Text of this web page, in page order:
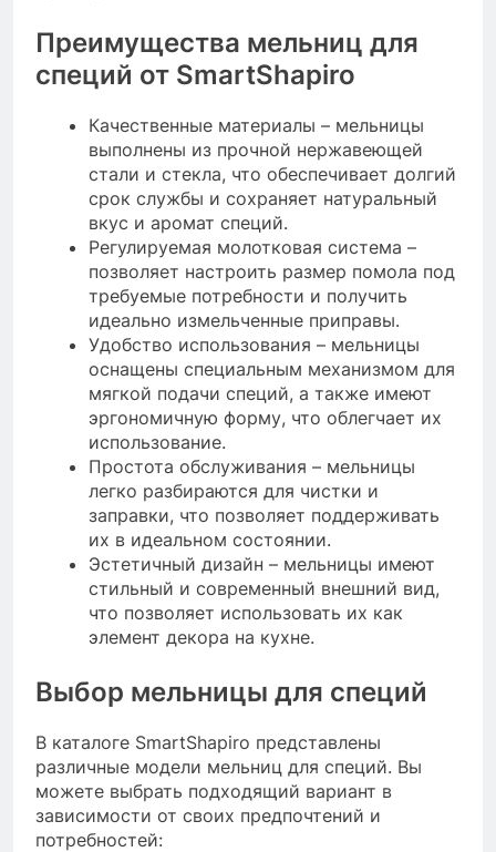
Преимущества мельниц для
специй от SmartShapiro
Качественные материалы – мельницы
выполнены из прочной нержавеющей
стали и стекла, что обеспечивает долгий
срок службы и сохраняет натуральный
вкус и аромат специй.
Регулируемая молотковая система –
позволяет настроить размер помола под
требуемые потребности и получить
идеально измельченные приправы.
Удобство использования – мельницы
оснащены специальным механизмом для
мягкой подачи специй, а также имеют
эргономичную форму, что облегчает их
использование.
Простота обслуживания – мельницы
легко разбираются для чистки и
заправки, что позволяет поддерживать
их в идеальном состоянии.
Эстетичный дизайн – мельницы имеют
стильный и современный внешний вид,
что позволяет использовать их как
элемент декора на кухне.
Выбор мельницы для специй
В каталоге SmartShapiro представлены
различные модели мельниц для специй. Вы
можете выбрать подходящий вариант в
зависимости от своих предпочтений и
потребностей: